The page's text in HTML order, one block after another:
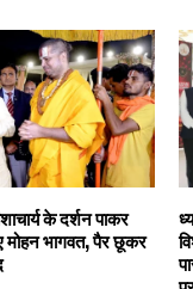
के दर्शन पाकर
मोहन भागवत, पैर छूकर